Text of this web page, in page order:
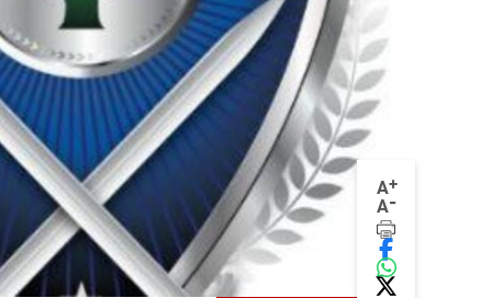
A+
A-